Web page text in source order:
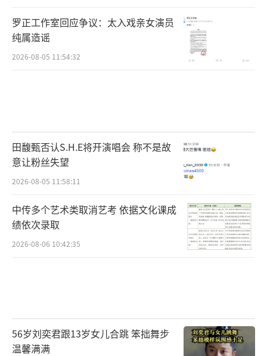
005）
罗正工作室回应争议：太入戏亲女演员
纯属造谣
2026-08-05 11:54:32
田馥甄否认S.H.E将开演唱会 称不是故
意让粉丝失望
2026-08-05 11:58:11
中传多个艺术类取消艺考 依据文化课成
绩依次录取
2026-08-06 10:42:35
56岁刘奕君跟13岁女儿合跳 笨拙舞步
温馨满满